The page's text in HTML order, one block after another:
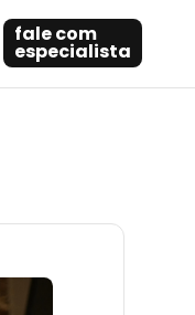
fale com
especialista